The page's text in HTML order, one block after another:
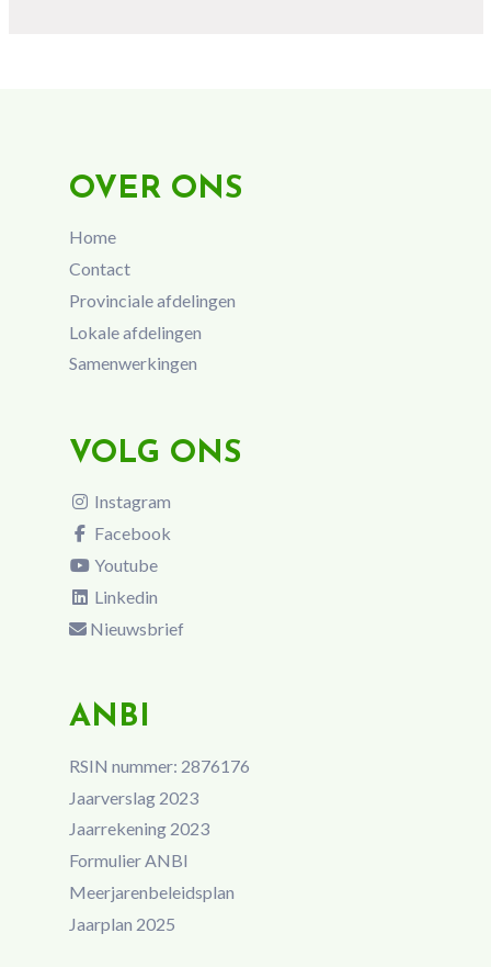
OVER ONS
Home
Contact
Provinciale afdelingen
Lokale afdelingen
Samenwerkingen
VOLG ONS
Instagram
Facebook
Youtube
Linkedin
Nieuwsbrief
ANBI
RSIN nummer: 2876176
Jaarverslag 2023
Jaarrekening 2023
Formulier ANBI
Meerjarenbeleidsplan
Jaarplan 2025